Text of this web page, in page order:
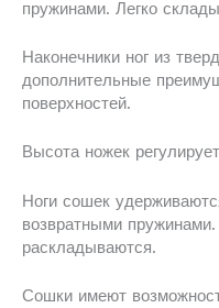
пружинами. Легко
Наконечники ног из
дополнительные
поверхностей.
Высота ножек
Ноги сошек
возвратными
раскладываются.
Сошки имеют